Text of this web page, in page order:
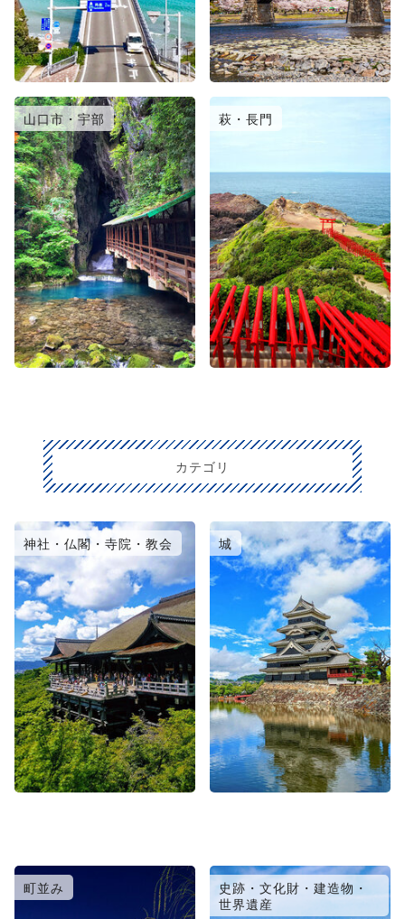
山口市・宇部 萩・長門
カテゴリ
神社・仏閣・寺院・教会 城
町並み
史跡・文化財・建造物・
世界遺産